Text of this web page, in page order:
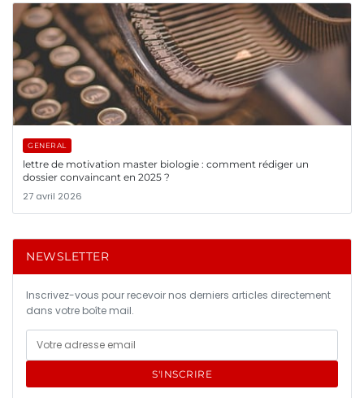
GENERAL
lettre de motivation master biologie : comment rédiger un
dossier convaincant en 2025 ?
27 avril 2026
NEWSLETTER
Inscrivez-vous pour recevoir nos derniers articles directement
dans votre boîte mail.
S'INSCRIRE